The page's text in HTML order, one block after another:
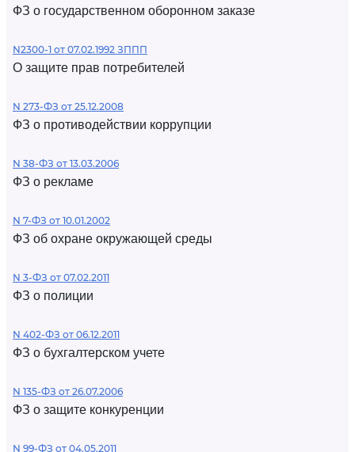
ФЗ о государственном оборонном заказе
N2300-1 от 07.02.1992 ЗППП
О защите прав потребителей
N 273-ФЗ от 25.12.2008
ФЗ о противодействии коррупции
N 38-ФЗ от 13.03.2006
ФЗ о рекламе
N 7-ФЗ от 10.01.2002
ФЗ об охране окружающей среды
N 3-ФЗ от 07.02.2011
ФЗ о полиции
N 402-ФЗ от 06.12.2011
ФЗ о бухгалтерском учете
N 135-ФЗ от 26.07.2006
ФЗ о защите конкуренции
N 99-ФЗ от 04.05.2011